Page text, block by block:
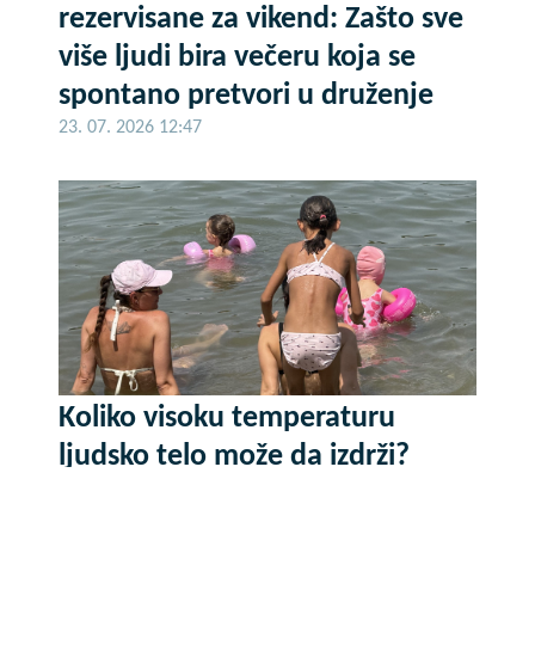
rezervisane za vikend: Zašto sve
više ljudi bira večeru koja se
spontano pretvori u druženje
23. 07. 2026 12:47
Koliko visoku temperaturu
ljudsko telo može da izdrži?